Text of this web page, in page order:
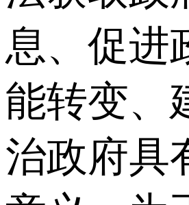
息、促进
能转变、
治政府具